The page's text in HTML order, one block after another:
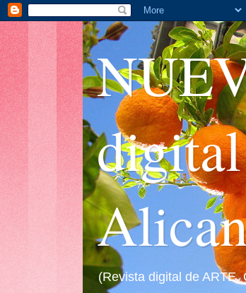
(Revista digital de ARTE,